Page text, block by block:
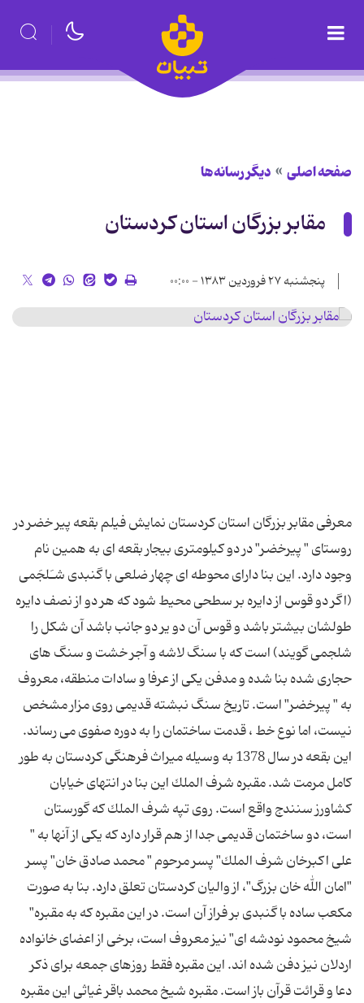
صفحه اصلی دیگر رسانه‌ها
مقابر بزرگان استان كردستان
پنجشنبه ۲۷ فروردین ۱۳۸۳ - ۰۰:۰۰
معرفی مقابر بزرگان استان كردستان نمایش فیلم بقعه پیر خضر در
روستای " پیرخضر" در دو كیلومتری بیجار بقعه ای به همین نام
وجود دارد. این بنا دارای محوطه ای چهار ضلعی با گنبدی شـَلجَمی
(اگر دو قوس از دایره بر سطحی محیط شود كه هر دو از نصف دایره
طولشان بیشتر باشد و قوس آن دو یر دو جانب باشد آن شكل را
شلجمی گویند) است كه با سنگ لاشه و آجر خشت و سنگ های
حجاری شده بنا شده و مدفن یكی از عرفا و سادات منطقه، معروف
به " پیرخضر" است. تاریخ سنگ نبشته قدیمی روی مزار مشخص
نیست، اما نوع خط ، قدمت ساختمان را به دوره صفوی می رساند.
این بقعه در سال 1378 به وسیله میراث فرهنگی كردستان به طور
كامل مرمت شد. مقبره شرف الملك این بنا در انتهای خیابان
كشاورز سنندج واقع است. روی تپه شرف الملك كه گورستان
است، دو ساختمان قدیمی جدا از هم قرار دارد كه یكی از آنها به "
علی اكبرخان شرف الملك" پسر مرحوم " محمد صادق خان" پسر
"امان الله خان بزرگ"، از والیان كردستان تعلق دارد. بنا به صورت
مكعب ساده با گنبدی بر فراز آن است. در این مقبره كه به مقبره"
شیخ محمود نودشه ای" نیز معروف است، برخی از اعضای خانواده
اردلان نیز دفن شده اند. این مقبره فقط روزهای جمعه برای ذكر
دعا و قرائت قرآن باز است. مقبره شیخ محمد باقر غیاثی این مقبره